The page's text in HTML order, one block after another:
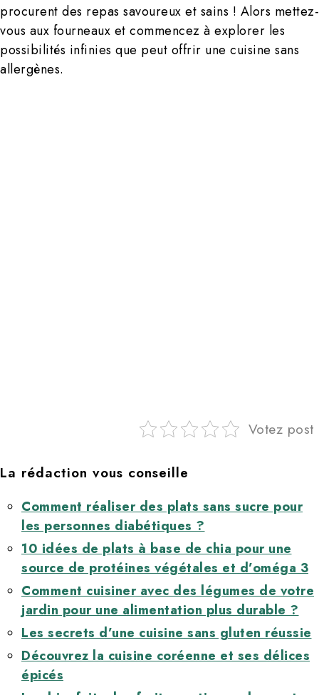
procurent des repas savoureux et sains ! Alors mettez-
vous aux fourneaux et commencez à explorer les
possibilités infinies que peut offrir une cuisine sans
allergènes.
Votez post
La rédaction vous conseille
Comment réaliser des plats sans sucre pour
les personnes diabétiques ?
10 idées de plats à base de chia pour une
source de protéines végétales et d’oméga 3
Comment cuisiner avec des légumes de votre
jardin pour une alimentation plus durable ?
Les secrets d’une cuisine sans gluten réussie
Découvrez la cuisine coréenne et ses délices
épicés